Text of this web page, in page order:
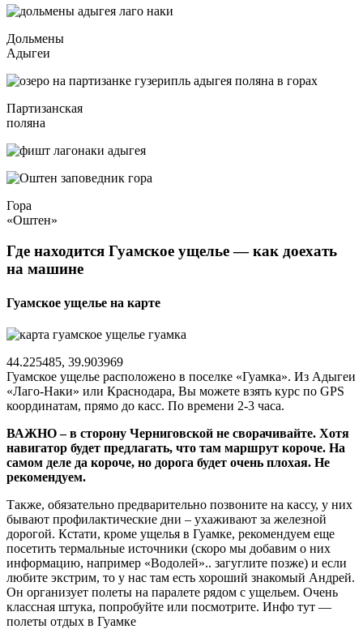
Дольмены
Адыгеи
Партизанская
поляна
Гора
«Оштен»
Где находится Гуамское ущелье — как доехать
на машине
Гуамское ущелье на карте
44.225485, 39.903969
Гуамское ущелье расположено в поселке «Гуамка». Из Адыгеи
«Лаго-Наки» или Краснодара, Вы можете взять курс по GPS
координатам, прямо до касс. По времени 2-3 часа.
ВАЖНО – в сторону Черниговской не сворачивайте. Хотя
навигатор будет предлагать, что там маршрут короче. На
самом деле да короче, но дорога будет очень плохая. Не
рекомендуем.
Также, обязательно предварительно позвоните на кассу, у них
бывают профилактические дни – ухаживают за железной
дорогой. Кстати, кроме ущелья в Гуамке, рекомендуем еще
посетить термальные источники (скоро мы добавим о них
информацию, например «Водолей».. загуглите позже) и если
любите экстрим, то у нас там есть хороший знакомый Андрей.
Он организует полеты на паралете рядом с ущельем. Очень
классная штука, попробуйте или посмотрите. Инфо тут —
полеты отдых в Гуамке